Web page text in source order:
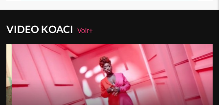
VIDEO KOACIVoir+